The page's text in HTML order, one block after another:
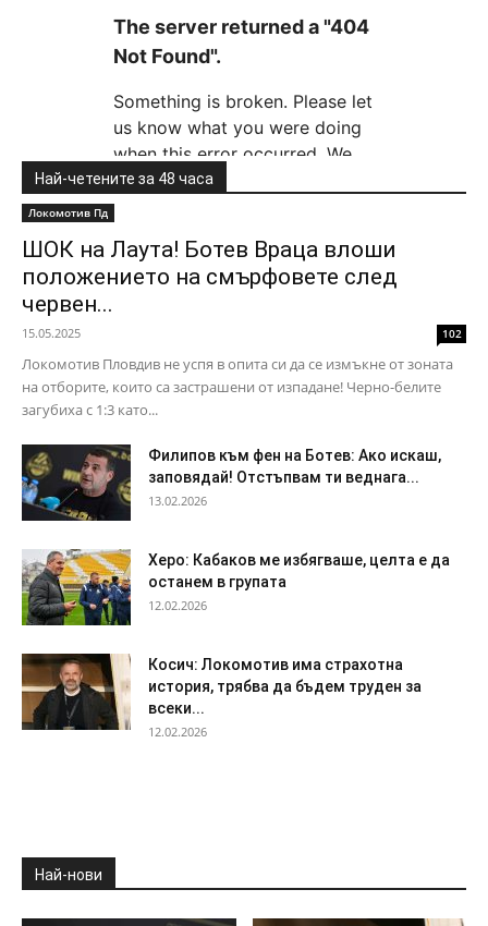
Най-четените за 48 часа
Локомотив Пд
ШОК на Лаута! Ботев Враца влоши
положението на смърфовете след
червен...
15.05.2025 102
Локомотив Пловдив не успя в опита си да се измъкне от зоната
на отборите, които са застрашени от изпадане! Черно-белите
загубиха с 1:3 като...
Филипов към фен на Ботев: Ако искаш,
заповядай! Отстъпвам ти веднага...
13.02.2026
Херо: Кабаков ме избягваше, целта е да
останем в групата
12.02.2026
Косич: Локомотив има страхотна
история, трябва да бъдем труден за
всеки...
12.02.2026
Най-нови